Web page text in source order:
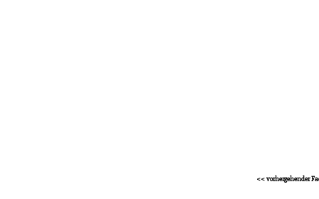
<< vorhergehender